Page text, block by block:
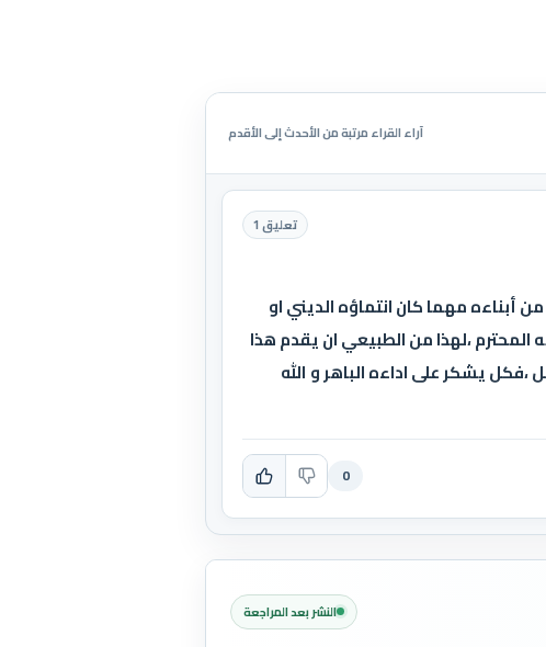
آراء القراء مرتبة من الأحدث إلى الأقدم
تعليق 1
أبناءه مهما كان انتماؤه الديني او
،لهذا من الطبيعي ان يقدم هذا
يشكر على اداءه الباهر و الله
0
النشر بعد المراجعة